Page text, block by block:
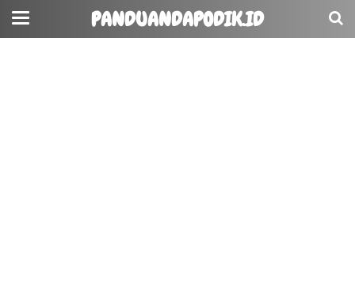
PANDUANDAPODIK.ID